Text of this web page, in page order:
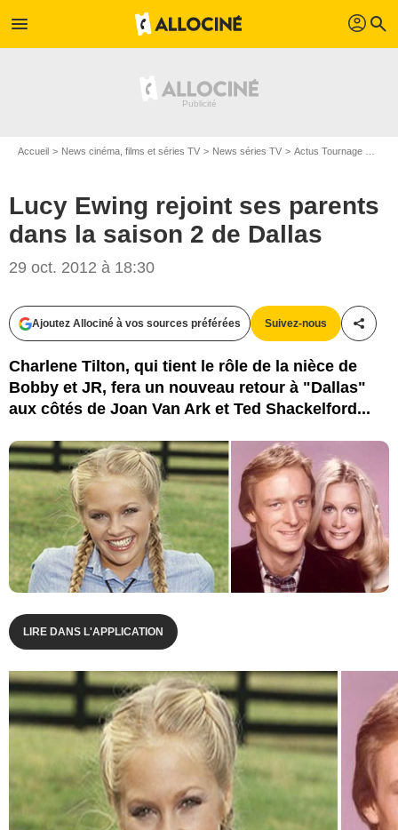
menu profil search
Accueil News cinéma, films et séries TV News séries TV Actus Tournage Séries TV
Lucy Ewing rejoint ses parents
dans la saison 2 de Dallas
29 oct. 2012 à 18:30
Ajoutez Allociné à vos sources préférées Suivez-nous
Charlene Tilton, qui tient le rôle de la nièce de
Bobby et JR, fera un nouveau retour à "Dallas"
aux côtés de Joan Van Ark et Ted Shackelford...
LIRE DANS L'APPLICATION